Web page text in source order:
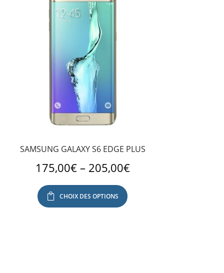
SAMSUNG GALAXY S6 EDGE PLUS
175,00€– 205,00€
CHOIX DES OPTIONS